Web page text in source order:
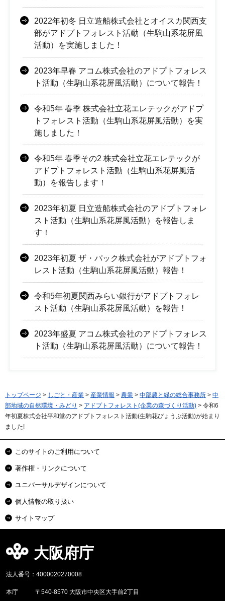
2022年初冬 日立造船株式会社とオイスカ関西支
部がアドプトフォレスト活動（生駒山系花屏風
活動）を実施しました！
2023年早春 アコム株式会社のアドプトフォレス
ト活動（生駒山系花屏風活動）について報告！
令和5年 春季 株式会社立花エレテックがアドプ
トフォレスト活動（生駒山系花屏風活動）を実
施しました！
令和5年 春季その2 株式会社立花エレテックが
アドプトフォレスト活動（生駒山系花屏風活
動）を報告します！
2023年初夏 日立造船株式会社のアドプトフォレ
スト活動（生駒山系花屏風活動）を報告しま
す！
2023年初夏 ザ・パック株式会社がアドプトフォ
レスト活動（生駒山系花屏風活動）報告！
令和5年初夏関西みらい銀行がアドプトフォレ
スト活動（生駒山系花屏風活動）を報告！
2023年盛夏 アコム株式会社のアドプトフォレス
ト活動（生駒山系花屏風活動）について報告！
トップページ > しごと・産業 > 産業情報 > 農業 > 中部農と緑の総合事務所 > 中
部地域の自然環境・みどり > アドプトフォレスト(企業の森づくり活動) > 令和6
年初夏株式会社平和堂のアドプトフォレスト活動(生駒花びょうぶ活動)が始まり
ました!
このサイトのご利用について
著作権・リンクについて
ユニバーサルデザインについて
個人情報の取り扱い
サイトマップ
大阪府庁
法人番号：4000020270008
本庁
〒540-8570 大阪市中央区大手前2丁目